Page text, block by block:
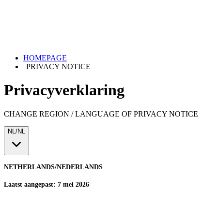
HOMEPAGE
PRIVACY NOTICE
Privacyverklaring
CHANGE REGION / LANGUAGE OF PRIVACY NOTICE
NL/NL
NETHERLANDS/NEDERLANDS
Laatst aangepast: 7 mei 2026